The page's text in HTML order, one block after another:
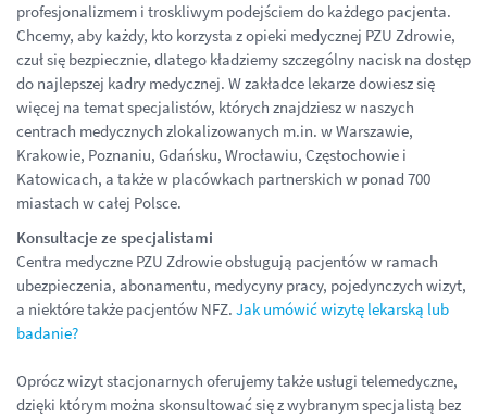
profesjonalizmem i troskliwym podejściem do każdego pacjenta.
Chcemy, aby każdy, kto korzysta z opieki medycznej PZU Zdrowie,
czuł się bezpiecznie, dlatego kładziemy szczególny nacisk na dostęp
do najlepszej kadry medycznej. W zakładce lekarze dowiesz się
więcej na temat specjalistów, których znajdziesz w naszych
centrach medycznych zlokalizowanych m.in. w Warszawie,
Krakowie, Poznaniu, Gdańsku, Wrocławiu, Częstochowie i
Katowicach, a także w placówkach partnerskich w ponad 700
miastach w całej Polsce.
Konsultacje ze specjalistami
Centra medyczne PZU Zdrowie obsługują pacjentów w ramach
ubezpieczenia, abonamentu, medycyny pracy, pojedynczych wizyt,
a niektóre także pacjentów NFZ. Jak umówić wizytę lekarską lub
badanie?
Oprócz wizyt stacjonarnych oferujemy także usługi telemedyczne,
dzięki którym można skonsultować się z wybranym specjalistą bez